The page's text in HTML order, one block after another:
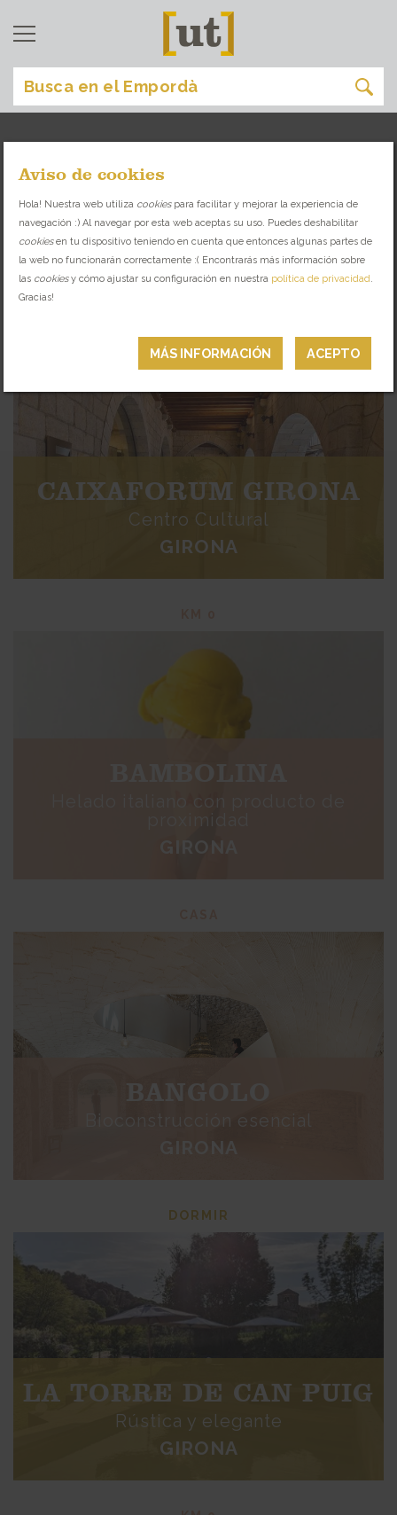
[ girona ]
ENCUENTRA EL SITIO IDEAL PARA CADA
OCASIÓN
CAIXAFORUM GIRONA
Centro Cultural
GIRONA
BAMBOLINA
Helado italiano con producto de
GIRONA
BANGOLO
Bioconstrucción esencial
GIRONA
DORMIR
LA TORRE DE CAN PUIG
Rústica y elegante
GIRONA
ACEPTO
MÁS INFORMACIÓN
Aviso de cookies
Hola! Nuestra web utiliza cookiespara facilitar y mejorar la experiencia de
navegación :) Al navegar por esta web aceptas su uso. Puedes deshabilitar
cookiesen tu dispositivo teniendo en cuenta que entonces algunas partes de
la web no funcionarán correctamente :( Encontrarás más información sobre
las cookiesy cómo ajustar su configuración en nuestra política de privacidad
Gracias!